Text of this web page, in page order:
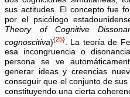
sus actitudes. El concepto fue
por el psicólogo
Theory of Cognitive
cognoscitiva){25}
. La teoría de
esa incongruencia o
persona se ve
generar ideas y creencias
conseguir que el conjunto de
constituyendo una cierta